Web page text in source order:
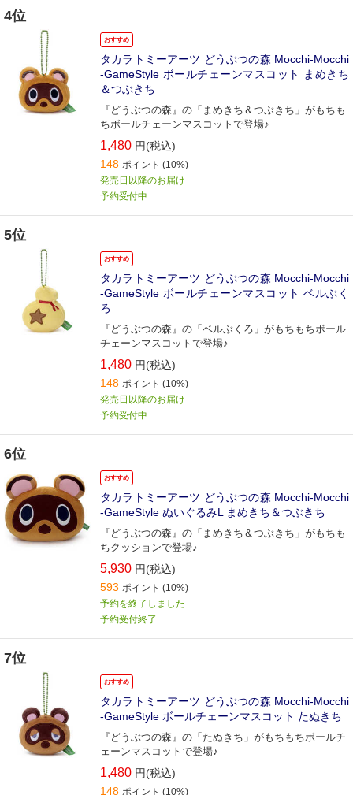
4位
おすすめ
タカラトミーアーツ どうぶつの森 Mocchi-Mocchi
-GameStyle ボールチェーンマスコット まめきち
＆つぶきち
『どうぶつの森』の「まめきち＆つぶきち」がもちも
ちボールチェーンマスコットで登場♪
1,480 円(税込)
148 ポイント (10%)
発売日以降のお届け
予約受付中
5位
おすすめ
タカラトミーアーツ どうぶつの森 Mocchi-Mocchi
-GameStyle ボールチェーンマスコット ベルぶく
ろ
『どうぶつの森』の「ベルぶくろ」がもちもちボール
チェーンマスコットで登場♪
1,480 円(税込)
148 ポイント (10%)
発売日以降のお届け
予約受付中
6位
おすすめ
タカラトミーアーツ どうぶつの森 Mocchi-Mocchi
-GameStyle ぬいぐるみL まめきち＆つぶきち
『どうぶつの森』の「まめきち＆つぶきち」がもちも
ちクッションで登場♪
5,930 円(税込)
593 ポイント (10%)
予約を終了しました
予約受付終了
7位
おすすめ
タカラトミーアーツ どうぶつの森 Mocchi-Mocchi
-GameStyle ボールチェーンマスコット たぬきち
『どうぶつの森』の「たぬきち」がもちもちボールチ
ェーンマスコットで登場♪
1,480 円(税込)
148 ポイント (10%)